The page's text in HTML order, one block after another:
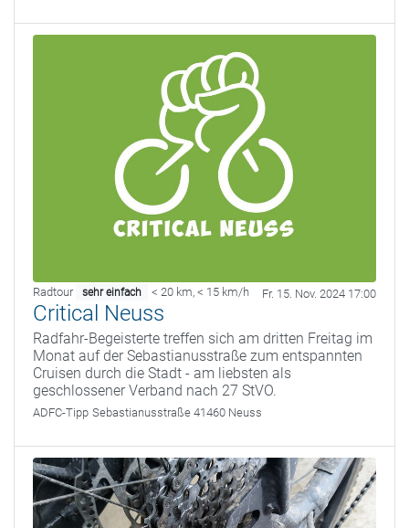
Radtour sehr einfach < 20 km, < 15 km/h Fr. 15. Nov. 2024 17:00
Critical Neuss
Radfahr-Begeisterte treffen sich am dritten Freitag im
Monat auf der Sebastianusstraße zum entspannten
Cruisen durch die Stadt - am liebsten als
geschlossener Verband nach 27 StVO.
ADFC-Tipp Sebastianusstraße 41460 Neuss